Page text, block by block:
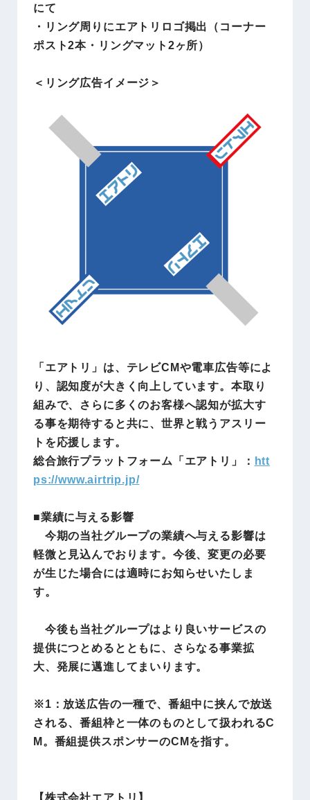
にて
・リング周りにエアトリロゴ掲出（コーナー
ポスト2本・リングマット2ヶ所）
＜リング広告イメージ＞
「エアトリ」は、テレビCMや電車広告等によ
り、認知度が大きく向上しています。本取り
組みで、さらに多くのお客様へ認知が拡大す
る事を期待すると共に、世界と戦うアスリー
トを応援します。
総合旅行プラットフォーム「エアトリ」： htt
ps://www.airtrip.jp/
■業績に与える影響
今期の当社グループの業績へ与える影響は
軽微と見込んでおります。今後、変更の必要
が生じた場合には適時にお知らせいたしま
す。
今後も当社グループはより良いサービスの
提供につとめるとともに、さらなる事業拡
大、発展に邁進してまいります。
※1：放送広告の一種で、番組中に挟んで放送
される、番組枠と一体のものとして扱われるC
M。番組提供スポンサーのCMを指す。